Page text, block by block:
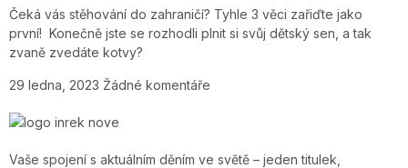
Čeká vás stěhování do zahraničí? Tyhle 3 věci zařiďte jako
první! Konečně jste se rozhodli plnit si svůj dětský sen, a tak
zvaně zvedáte kotvy?
29 ledna, 2023 Žádné komentáře
Vaše spojení s aktuálním děním ve světě – jeden titulek,